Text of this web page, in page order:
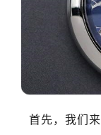
首先，我们